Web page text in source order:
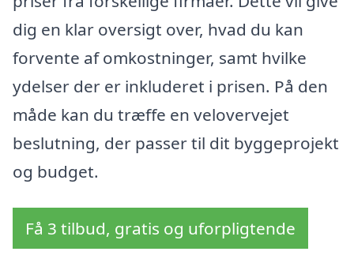
dig en klar oversigt over, hvad du kan
forvente af omkostninger, samt hvilke
ydelser der er inkluderet i prisen. På den
måde kan du træffe en velovervejet
beslutning, der passer til dit byggeprojekt
og budget.
Få 3 tilbud, gratis og uforpligtende